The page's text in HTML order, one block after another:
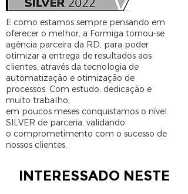
E como estamos sempre pensando em
oferecer o melhor, a Formiga tornou-se
agência parceira da RD, para poder
otimizar a entrega de resultados aos
clientes, através da tecnologia de
automatização e otimização de
processos. Com estudo, dedicação e
muito trabalho,
em poucos meses conquistamos o nível
SILVER de parceria, validando
o comprometimento com o sucesso de
nossos clientes.
INTERESSADO NESTE